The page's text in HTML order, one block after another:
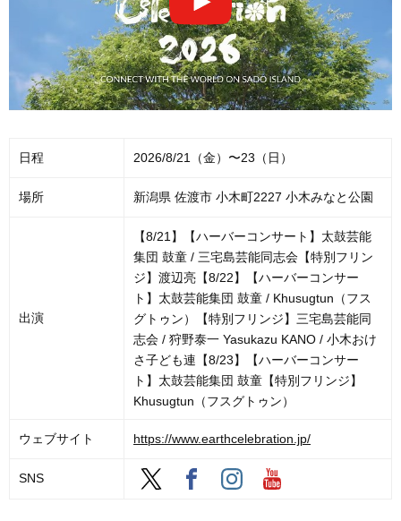
日程 2026/8/21（金）〜23（日）
場所 新潟県 佐渡市 小木町2227 小木みなと公園
出演
【8/21】【ハーバーコンサート】太鼓芸能
集団 鼓童 / 三宅島芸能同志会【特別フリン
ジ】渡辺亮【8/22】【ハーバーコンサー
ト】太鼓芸能集団 鼓童 / Khusugtun（フス
グトゥン）【特別フリンジ】三宅島芸能同
志会 / 狩野泰一 Yasukazu KANO / 小木おけ
さ子ども連【8/23】【ハーバーコンサー
ト】太鼓芸能集団 鼓童【特別フリンジ】
Khusugtun（フスグトゥン）
ウェブサイト https://www.earthcelebration.jp/
SNS